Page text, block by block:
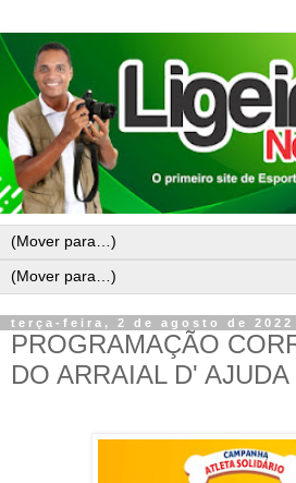
terça-feira, 2 de agosto de 2022
PROGRAMAÇÃO
DO ARRAIAL D' AJUDA